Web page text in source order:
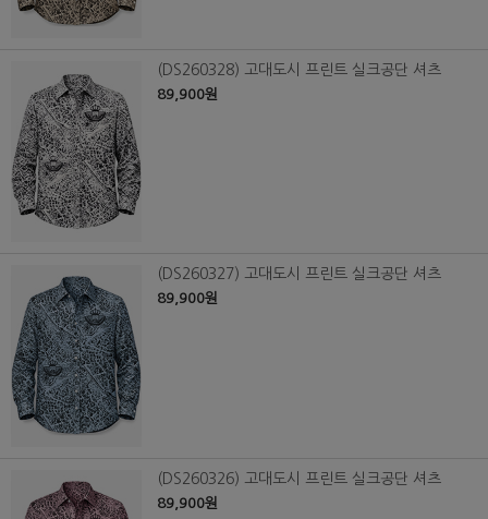
(DS260328) 고대도시 프린트 실크공단 셔츠
89,900원
(DS260327) 고대도시 프린트 실크공단 셔츠
89,900원
(DS260326) 고대도시 프린트 실크공단 셔츠
89,900원